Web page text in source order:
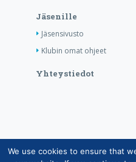
Jäsenille
Jäsensivusto
Klubin omat ohjeet
Yhteystiedot
Copyright © Suomen
We use cookies to ensure that